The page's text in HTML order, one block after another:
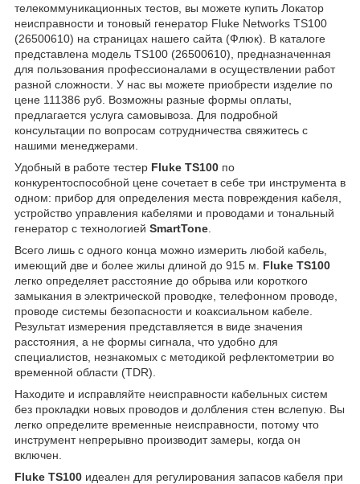
телекоммуникационных тестов, вы можете купить Локатор
неисправности и тоновый генератор Fluke Networks TS100
(26500610) на страницах нашего сайта (Флюк). В каталоге
представлена модель TS100 (26500610), предназначенная
для пользования профессионалами в осуществлении работ
разной сложности. У нас вы можете приобрести изделие по
цене 111386 руб. Возможны разные формы оплаты,
предлагается услуга самовывоза. Для подробной
консультации по вопросам сотрудничества свяжитесь с
нашими менеджерами.
Удобный в работе тестер Fluke TS100 по
конкурентоспособной цене сочетает в себе три инструмента в
одном: прибор для определения места повреждения кабеля,
устройство управления кабелями и проводами и тональный
генератор с технологией SmartTone
Всего лишь с одного конца можно измерить любой кабель,
имеющий две и более жилы длиной до 915 м. Fluke TS100
легко определяет расстояние до обрыва или короткого
замыкания в электрической проводке, телефонном проводе,
проводе системы безопасности и коаксиальном кабеле.
Результат измерения представляется в виде значения
расстояния, а не формы сигнала, что удобно для
специалистов, незнакомых с методикой рефлектометрии во
временной области (TDR).
Находите и исправляйте неисправности кабельных систем
без прокладки новых проводов и долбления стен вслепую. Вы
легко определите временные неисправности, потому что
инструмент непрерывно производит замеры, когда он
включен.
Fluke TS100 идеален для регулирования запасов кабеля при